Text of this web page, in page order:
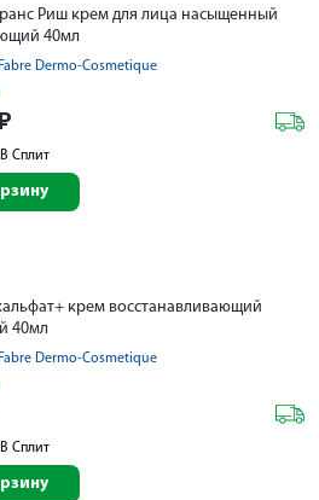
Риш крем для лица насыщенный
40мл
Dermo-Cosmetique
В Сплит
крем восстанавливающий
40мл
Dermo-Cosmetique
В Сплит